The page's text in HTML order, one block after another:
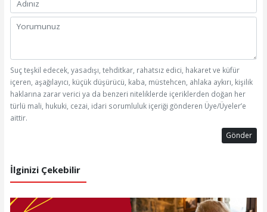
Suç teşkil edecek, yasadışı, tehditkar, rahatsız edici, hakaret ve küfür
içeren, aşağılayıcı, küçük düşürücü, kaba, müstehcen, ahlaka aykırı, kişilik
haklarına zarar verici ya da benzeri niteliklerde içeriklerden doğan her
türlü mali, hukuki, cezai, idari sorumluluk içeriği gönderen Üye/Üyeler’e
aittir.
Gönder
İlginizi Çekebilir